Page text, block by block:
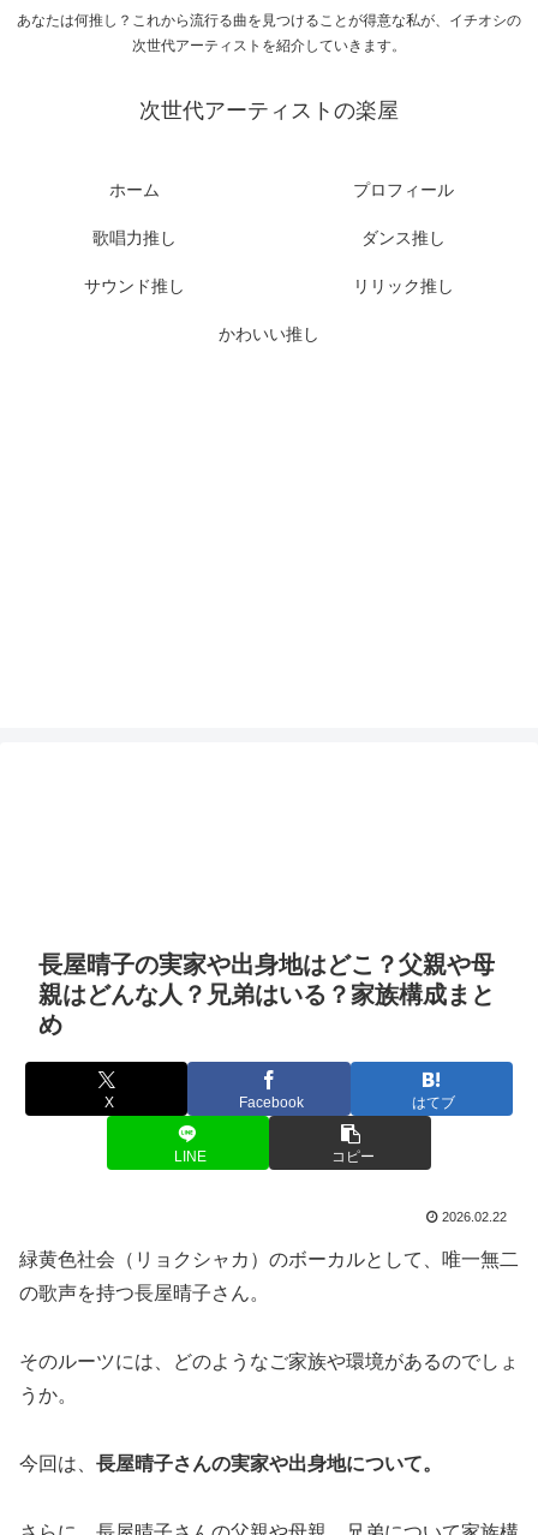
あなたは何推し？これから流行る曲を見つけることが得意な私が、イチオシの
次世代アーティストを紹介していきます。
次世代アーティストの楽屋
ホーム プロフィール
歌唱力推し ダンス推し
サウンド推し リリック推し
かわいい推し
長屋晴子の実家や出身地はどこ？父親や母
親はどんな人？兄弟はいる？家族構成まと
め
X Facebook はてブ
LINE コピー
2026.02.22
緑黄色社会（リョクシャカ）のボーカルとして、唯一無二
の歌声を持つ長屋晴子さん。
そのルーツには、どのようなご家族や環境があるのでしょ
うか。
​今回は、 長屋晴子さんの実家や出身地について。